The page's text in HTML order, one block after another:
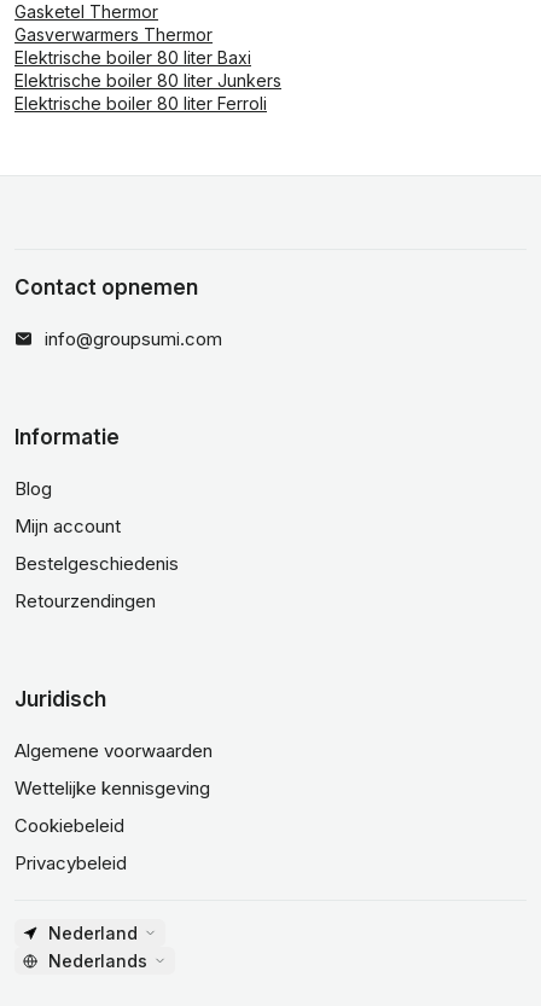
Gasketel Thermor
Gasverwarmers Thermor
Elektrische boiler 80 liter Baxi
Elektrische boiler 80 liter Junkers
Elektrische boiler 80 liter Ferroli
Contact opnemen
info@groupsumi.com
Informatie
Blog
Mijn account
Bestelgeschiedenis
Retourzendingen
Juridisch
Algemene voorwaarden
Wettelijke kennisgeving
Cookiebeleid
Privacybeleid
Nederland
Nederlands